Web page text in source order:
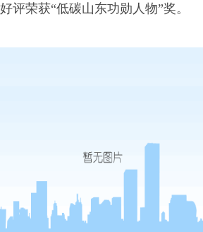
好评荣获“低碳山东功勋人物”奖。